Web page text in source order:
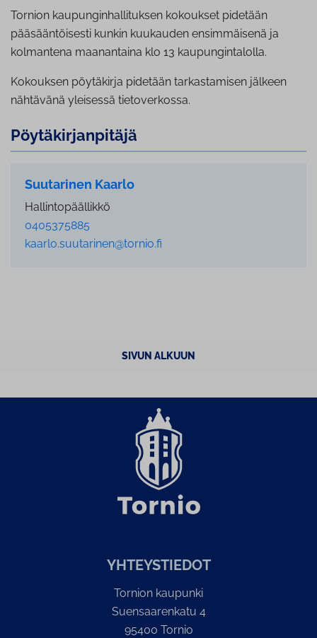
Tornion kaupunginhallituksen kokoukset pidetään
pääsääntöisesti kunkin kuukauden ensimmäisenä ja
kolmantena maanantaina klo 13 kaupungintalolla.
Kokouksen pöytäkirja pidetään tarkastamisen jälkeen
nähtävänä yleisessä tietoverkossa.
Pöy­tä­kir­jan­pi­tä­jä
Suutarinen Kaarlo
Hallintopäällikkö
0405375885
kaarlo.suutarinen@tornio.fi
SIVUN ALKUUN
YH­TEYS­TIE­DOT
Tornion kaupunki
Suensaarenkatu 4
95400 Tornio